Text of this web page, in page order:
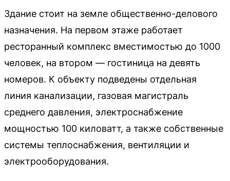
Здание стоит на земле общественно-делового
назначения. На первом этаже работает
ресторанный комплекс вместимостью до 1000
человек, на втором — гостиница на девять
номеров. К объекту подведены отдельная
линия канализации, газовая магистраль
среднего давления, электроснабжение
мощностью 100 киловатт, а также собственные
системы теплоснабжения, вентиляции и
электрооборудования.